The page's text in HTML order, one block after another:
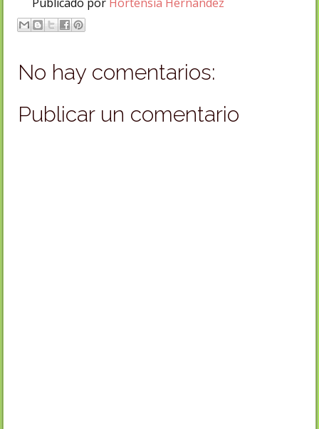
No hay comentarios:
Publicar un comentario